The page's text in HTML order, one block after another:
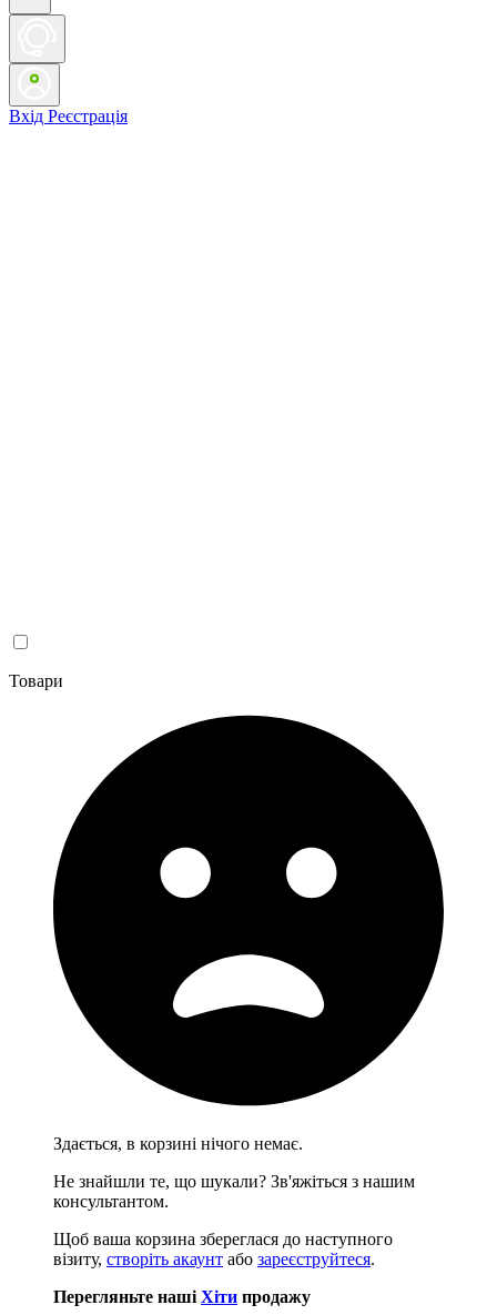
Вхід Реєстрація
Товари
Здається, в корзині нічого немає.
Не знайшли те, що шукали? Зв'яжіться з нашим
консультантом.
Щоб ваша корзина збереглася до наступного
візиту, створіть акаунт або зареєструйтеся.
Перегляньте наші Хіти продажу